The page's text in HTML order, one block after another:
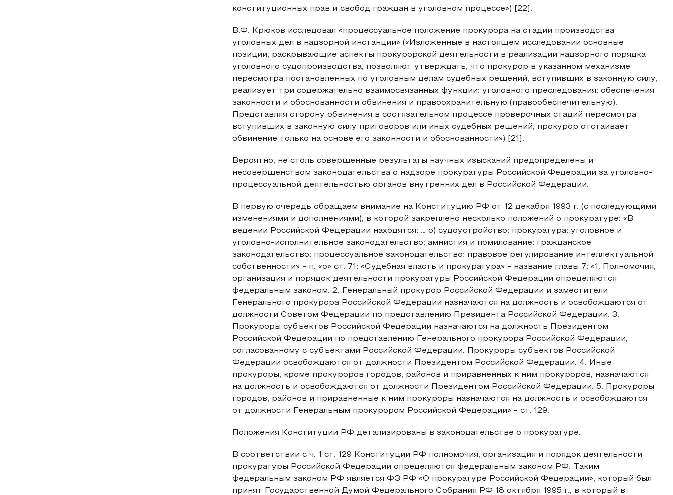
конституционных прав и свобод граждан в уголовном процессе») [22].
В.Ф. Крюков исследовал «процессуальное положение прокурора на стадии производства
уголовных дел в надзорной инстанции» («Изложенные в настоящем исследовании основные
позиции, раскрывающие аспекты прокурорской деятельности в реализации надзорного порядка
уголовного судопроизводства, позволяют утверждать, что прокурор в указанном механизме
пересмотра постановленных по уголовным делам судебных решений, вступивших в законную силу,
реализует три содержательно взаимосвязанных функции: уголовного преследования; обеспечения
законности и обоснованности обвинения и правоохранительную (правообеспечительную).
Представляя сторону обвинения в состязательном процессе проверочных стадий пересмотра
вступивших в законную силу приговоров или иных судебных решений, прокурор отстаивает
обвинение только на основе его законности и обоснованности») [21].
Вероятно, не столь совершенные результаты научных изысканий предопределены и
несовершенством законодательства о надзоре прокуратуры Российской Федерации за уголовно-
процессуальной деятельностью органов внутренних дел в Российской Федерации.
В первую очередь обращаем внимание на Конституцию РФ от 12 декабря 1993 г. (с последующими
изменениями и дополнениями), в которой закреплено несколько положений о прокуратуре: «В
ведении Российской Федерации находятся: … о) судоустройство; прокуратура; уголовное и
уголовно-исполнительное законодательство; амнистия и помилование; гражданское
законодательство; процессуальное законодательство; правовое регулирование интеллектуальной
собственности» - п. «о» ст. 71; «Судебная власть и прокуратура» - название главы 7; «1. Полномочия,
организация и порядок деятельности прокуратуры Российской Федерации определяются
федеральным законом. 2. Генеральный прокурор Российской Федерации и заместители
Генерального прокурора Российской Федерации назначаются на должность и освобождаются от
должности Советом Федерации по представлению Президента Российской Федерации. 3.
Прокуроры субъектов Российской Федерации назначаются на должность Президентом
Российской Федерации по представлению Генерального прокурора Российской Федерации,
согласованному с субъектами Российской Федерации. Прокуроры субъектов Российской
Федерации освобождаются от должности Президентом Российской Федерации. 4. Иные
прокуроры, кроме прокуроров городов, районов и приравненных к ним прокуроров, назначаются
на должность и освобождаются от должности Президентом Российской Федерации. 5. Прокуроры
городов, районов и приравненные к ним прокуроры назначаются на должность и освобождаются
от должности Генеральным прокурором Российской Федерации» - ст. 129.
Положения Конституции РФ детализированы в законодательстве о прокуратуре.
В соответствии с ч. 1 ст. 129 Конституции РФ полномочия, организация и порядок деятельности
прокуратуры Российской Федерации определяются федеральным законом РФ. Таким
федеральным законом РФ является ФЗ РФ «О прокуратуре Российской Федерации», который был
принят Государственной Думой Федерального Собрания РФ 18 октября 1995 г., в который в